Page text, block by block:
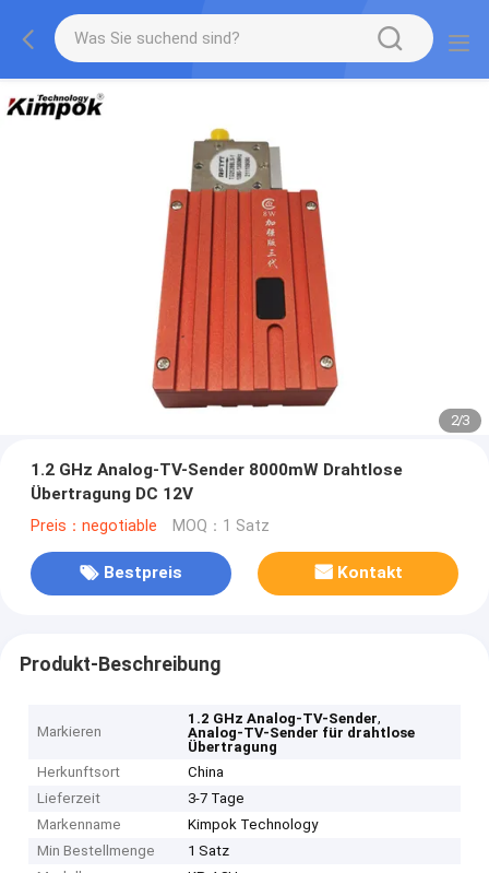
2/3
1.2 GHz Analog-TV-Sender 8000mW Drahtlose
Übertragung DC 12V
Preis：negotiable MOQ：1 Satz
Bestpreis Kontakt
Produkt-Beschreibung
Markieren
1.2 GHz Analog-TV-Sender,
Analog-TV-Sender für drahtlose
Übertragung
Herkunftsort
China
Lieferzeit
3-7 Tage
Markenname
Kimpok Technology
Min Bestellmenge
1 Satz